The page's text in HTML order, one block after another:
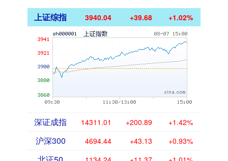
上证综指 3940.04 +39.68 +1.02%
深证成指 14311.01 +200.89 +1.42%
沪深300 4694.44 +43.13 +0.93%